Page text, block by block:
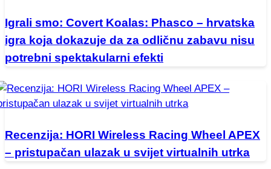
Igrali smo: Covert Koalas: Phasco – hrvatska
igra koja dokazuje da za odličnu zabavu nisu
potrebni spektakularni efekti
Recenzija: HORI Wireless Racing Wheel APEX
– pristupačan ulazak u svijet virtualnih utrka